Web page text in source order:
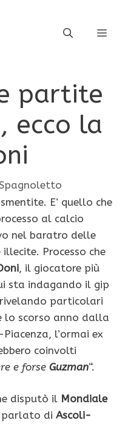
partite
ecco la
E’ quello che
al calcio
nel baratro delle
illecite. Processo che
, il giocatore più
sta indagando il gip
particolari
lo scorso anno dalla
l’ormai ex
coinvolti
e forse Guzman“.
disputò il Mondiale
parlato di Ascoli-